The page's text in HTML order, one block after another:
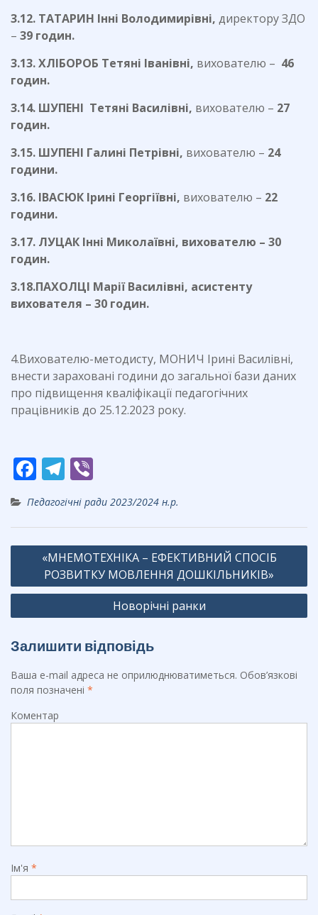
3.12. ТАТАРИН Інні Володимирівні, директору ЗДО
– 39 годин.
3.13. ХЛІБОРОБ Тетяні Іванівні, вихователю – 46
годин.
3.14. ШУПЕНІ Тетяні Василівні, вихователю – 27
годин.
3.15. ШУПЕНІ Галині Петрівні, вихователю – 24
години.
3.16. ІВАСЮК Ірині Георгіївні, вихователю – 22
години.
3.17. ЛУЦАК Інні Миколаївні, вихователю – 30
годин.
3.18.ПАХОЛЦІ Марії Василівні, асистенту
вихователя – 30 годин.
4.Вихователю-методисту, МОНИЧ Ірині Василівні,
внести зараховані години до загальної бази даних
про підвищення кваліфікації педагогічних
працівників до 25.12.2023 року.
F
ac
e
b
o
o
T
el
e
gr
a
m
b
er
Педагогічні ради 2023/2024 н.р.
Навігація
записів
«МНЕМОТЕХНІКА – ЕФЕКТИВНИЙ СПОСІБ
РОЗВИТКУ МОВЛЕННЯ ДОШКІЛЬНИКІВ»
Новорічні ранки
Залишити відповідь
Ваша e-mail адреса не оприлюднюватиметься. Обов’язкові
поля позначені *
Коментар
Ім'я *